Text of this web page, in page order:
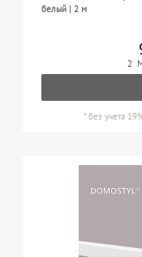
белый | 2 м
2
*без учета